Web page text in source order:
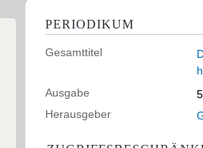
PERIODIKUM
Gesamttitel
Ausgabe
Herausgeber